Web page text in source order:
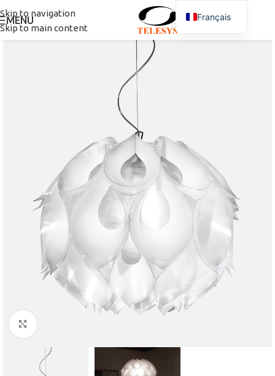
Skip to navigation
Skip to main content
MENU Français